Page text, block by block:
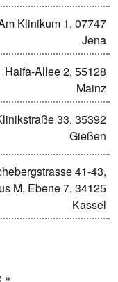
Klinikum 1, 07747
Jena
Haifa-Allee 2, 55128
Mainz
33, 35392
Gießen
41-43,
M, Ebene 7, 34125
Kassel
»